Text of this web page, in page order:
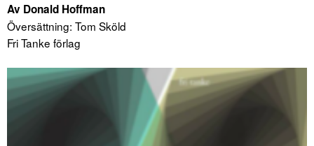
Av Donald Hoffman
Översättning: Tom Sköld
Fri Tanke förlag